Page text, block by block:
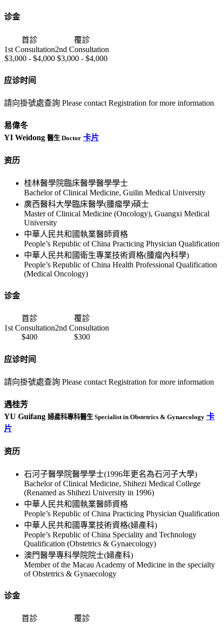
诊金
首診
1st Consultation
覆診
2nd Consultation
$3,000 - $4,000 $3,000 - $4,000
应诊时间
請向掛號處查詢 Please contact Registration for more information
易偉冬
YI Weidong 醫生 Doctor 卡片
资历
桂林醫學院臨床醫學醫學學士
Bachelor of Clinical Medicine, Guilin Medical University
廣西醫科大學臨床醫學(腫瘤學)碩士
Master of Clinical Medicine (Oncology), Guangxi Medical
University
中華人民共和國執業醫師資格
People’s Republic of China Practicing Physician Qualification
中華人民共和國衛生專業技術資格(腫瘤內科學)
People’s Republic of China Health Professional Qualification
(Medical Oncology)
诊金
首診
1st Consultation
覆診
2nd Consultation
$400
$300
应诊时间
請向掛號處查詢 Please contact Registration for more information
遇桂芳
YU Guifang 婦產科專科醫生 Specialist in Obstetrics & Gynaecology 卡
片
资历
石河子醫學院醫學學士(1996年更名為石河子大學)
Bachelor of Clinical Medicine, Shihezi Medical College
(Renamed as Shihezi University in 1996)
中華人民共和國執業醫師資格
People’s Republic of China Practicing Physician Qualification
中華人民共和國專業技術資格(婦產科)
People’s Republic of China Speciality and Technology
Qualification (Obstetrics & Gynaecology)
澳門醫學專科學院院士(婦產科)
Member of the Macau Academy of Medicine in the specialty
of Obstetrics & Gynaecology
诊金
首診
覆診